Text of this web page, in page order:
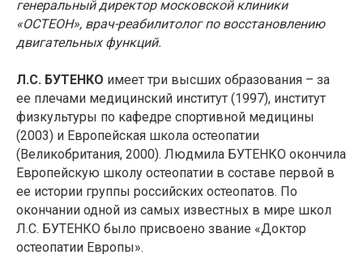
генеральный директор московской клиники
«ОСТЕОН», врач-реабилитолог по восстановлению
двигательных функций.
Л.С. БУТЕНКО имеет три высших образования – за
ее плечами медицинский институт (1997), институт
физкультуры по кафедре спортивной медицины
(2003) и Европейская школа остеопатии
(Великобритания, 2000). Людмила БУТЕНКО окончила
Европейскую школу остеопатии в составе первой в
ее истории группы российских остеопатов. По
окончании одной из самых известных в мире школ
Л.С. БУТЕНКО было присвоено звание «Доктор
остеопатии Европы».